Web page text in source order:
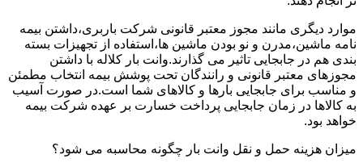
موارد دیگری مانند مجوز معتبر قانونی شرکت باربری،داشتن بیمه
نامه ماشین،مدرن و نو بودن ماشین ها،استفاده از تجهیزات بسته
بندی هم در جابجایی تاثیر می گذارند.وانت بار کلاله با داشتن
مجوزهای معتبر قانونی و رانندگان تحت پوشش بیمه انتخاب مطمئن
و مناسب برای جابجایی بارها و کالاهای شما است.در صورت آسیب
به کالاها در زمان جابجایی پرداخت خسارت بر عهده شرکت بیمه
خواهد بود.
میزان هزینه حمل و نقل وانت بار چگونه محاسبه می شود؟